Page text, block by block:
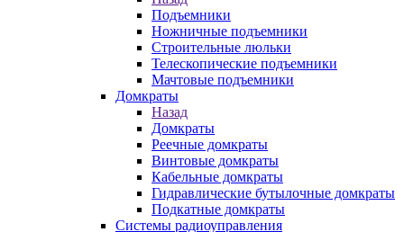
Подъемники
Ножничные подъемники
Строительные люльки
Телескопические подъемники
Мачтовые подъемники
Домкраты
Назад
Домкраты
Реечные домкраты
Винтовые домкраты
Кабельные домкраты
Гидравлические бутылочные домкраты
Подкатные домкраты
Системы радиоуправления